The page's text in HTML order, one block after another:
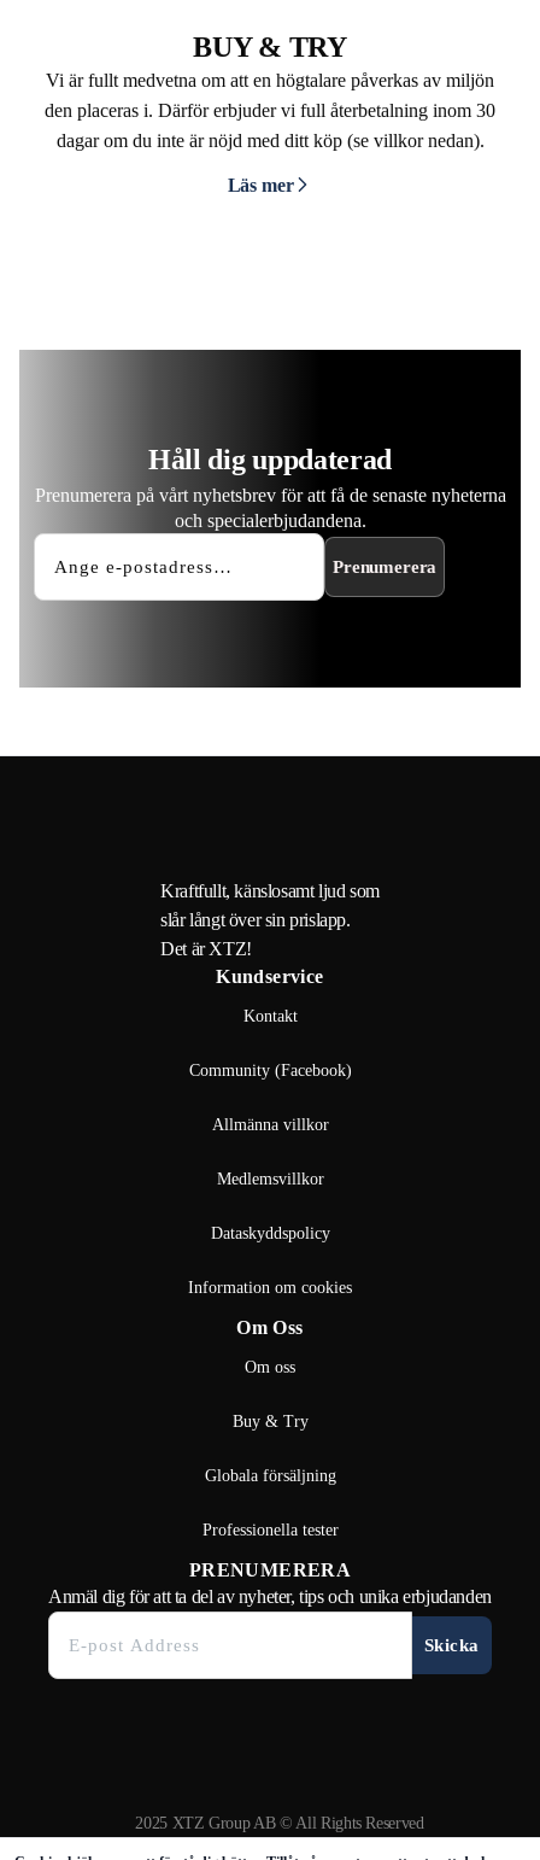
BUY & TRY
Vi är fullt medvetna om att en högtalare påverkas av miljön
den placeras i. Därför erbjuder vi full återbetalning inom 30
dagar om du inte är nöjd med ditt köp (se villkor nedan).
Läs mer
Håll dig uppdaterad
Prenumerera på vårt nyhetsbrev för att få de senaste nyheterna
och specialerbjudandena.
Prenumerera
Kraftfullt, känslosamt ljud som
slår långt över sin prislapp.
Det är XTZ!
Kundservice
Kontakt
Community (Facebook)
Allmänna villkor
Medlemsvillkor
Dataskyddspolicy
Information om cookies
Om Oss
Om oss
Buy & Try
Globala försäljning
Professionella tester
PRENUMERERA
Anmäl dig för att ta del av nyheter, tips och unika erbjudanden
Skicka
2025 XTZ Group AB © All Rights Reserved
Skapat & Drivs av Tamio